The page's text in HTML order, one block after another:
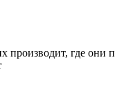
где они